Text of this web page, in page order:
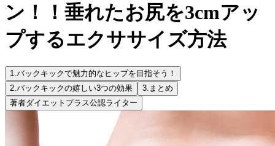
ン！！垂れたお尻を3cmアッ
プするエクササイズ方法
1.バックキックで魅力的なヒップを目指そう！
2.バックキックの嬉しい3つの効果 3. まとめ
著者ダイエットプラス公認ライター